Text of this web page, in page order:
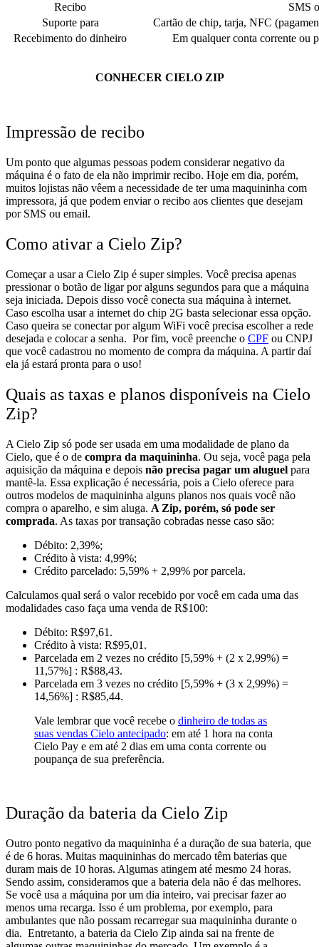
Recibo
SMS
Suporte para
Cartão de chip, tarja, NFC
Recebimento do dinheiro
Em qualquer conta corrente ou
CONHECER CIELO ZIP
Impressão de recibo
Um ponto que algumas pessoas podem considerar negativo da
máquina é o fato de ela não imprimir recibo. Hoje em dia, porém,
muitos lojistas não vêem a necessidade de ter uma maquininha com
impressora, já que podem enviar o recibo aos clientes que desejam
por SMS ou email.
Como ativar a Cielo Zip?
Começar a usar a Cielo Zip é super simples. Você precisa apenas
pressionar o botão de ligar por alguns segundos para que a máquina
seja iniciada. Depois disso você conecta sua máquina à internet.
Caso escolha usar a internet do chip 2G basta selecionar essa opção.
Caso queira se conectar por algum WiFi você precisa escolher a rede
desejada e colocar a senha. Por fim, você preenche o CPF ou CNPJ
que você cadastrou no momento de compra da máquina. A partir daí
ela já estará pronta para o uso!
Quais as taxas e planos disponíveis na Cielo
Zip?
A Cielo Zip só pode ser usada em uma modalidade de plano da
Cielo, que é o de compra da maquininha. Ou seja, você paga pela
aquisição da máquina e depois não precisa pagar um aluguel para
mantê-la. Essa explicação é necessária, pois a Cielo oferece para
outros modelos de maquininha alguns planos nos quais você não
compra o aparelho, e sim aluga. A Zip, porém, só pode ser
comprada. As taxas por transação cobradas nesse caso são:
Débito: 2,39%;
Crédito à vista: 4,99%;
Crédito parcelado: 5,59% + 2,99% por parcela.
Calculamos qual será o valor recebido por você em cada uma das
modalidades caso faça uma venda de R$100:
Débito: R$97,61.
Crédito à vista: R$95,01.
Parcelada em 2 vezes no crédito [5,59% + (2 x 2,99%) =
11,57%] : R$88,43.
Parcelada em 3 vezes no crédito [5,59% + (3 x 2,99%) =
14,56%] : R$85,44.
Vale lembrar que você recebe o dinheiro de todas as
suas vendas Cielo antecipado: em até 1 hora na conta
Cielo Pay e em até 2 dias em uma conta corrente ou
poupança de sua preferência.
Duração da bateria da Cielo Zip
Outro ponto negativo da maquininha é a duração de sua bateria, que
é de 6 horas. Muitas maquininhas do mercado têm baterias que
duram mais de 10 horas. Algumas atingem até mesmo 24 horas.
Sendo assim, consideramos que a bateria dela não é das melhores.
Se você usa a máquina por um dia inteiro, vai precisar fazer ao
menos uma recarga. Isso é um problema, por exemplo, para
ambulantes que não possam recarregar sua maquininha durante o
dia. Entretanto, a bateria da Cielo Zip ainda sai na frente de